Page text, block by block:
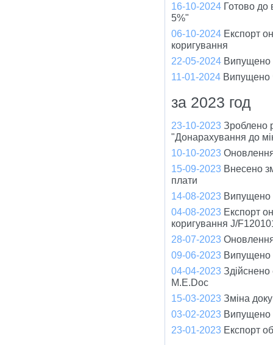
16-10-2024 Готово
5%"
06-10-2024 Експорт
коригування
22-05-2024 Випущено
11-01-2024 Випущено
за 2023 год
23-10-2023 Зроблено
"Донарахування до
10-10-2023
15-09-2023 Внесено
плати
14-08-2023 Випущено
04-08-2023 Експорт
коригування J/
28-07-2023 Оновлення
09-06-2023 Випущено
04-04-2023
M.E.Doc
15-03-2023 Зміна
03-02-2023 Випущено
23-01-2023 Експорт